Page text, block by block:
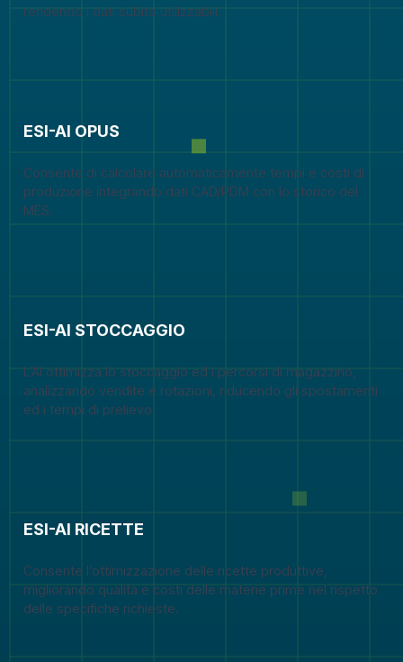
rendendo i dati subito utilizzabili.
ESI-AI OPUS
Consente di calcolare automaticamente tempi e costi di
produzione integrando dati CAD/PDM con lo storico del
MES.
ESI-AI STOCCAGGIO
L’AI ottimizza lo stoccaggio ed i percorsi di magazzino,
analizzando vendite e rotazioni, riducendo gli spostamenti
ed i tempi di prelievo.
ESI-AI RICETTE
Consente l’ottimizzazione delle ricette produttive,
migliorando qualità e costi delle materie prime nel rispetto
delle specifiche richieste.